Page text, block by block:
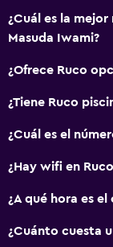
¿Cuál es la
Masuda Iwami?
¿Ofrece Ruco
¿Tiene Ruco
¿Cuál es el
¿Hay wifi en
¿A qué hora es
¿Cuánto cuesta